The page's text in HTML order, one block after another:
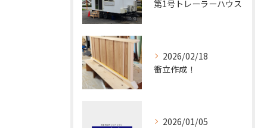
第1号トレーラーハウス
2026/02/18
衝立作成！
2026/01/05